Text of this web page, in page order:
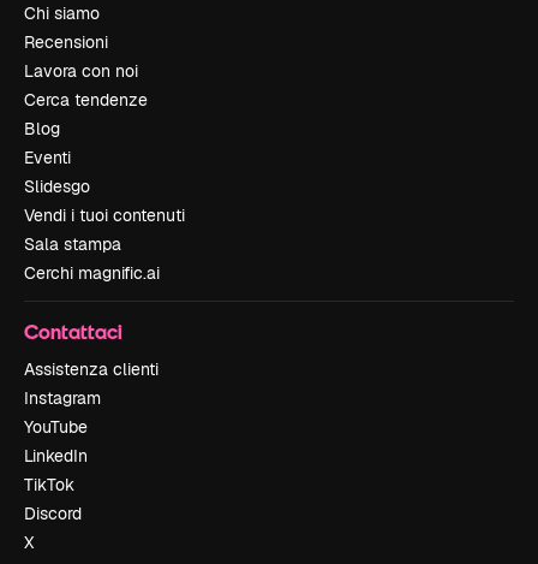
Chi siamo
Recensioni
Lavora con noi
Cerca tendenze
Blog
Eventi
Slidesgo
Vendi i tuoi contenuti
Sala stampa
Cerchi magnific.ai
Contattaci
Assistenza clienti
Instagram
YouTube
LinkedIn
TikTok
Discord
X